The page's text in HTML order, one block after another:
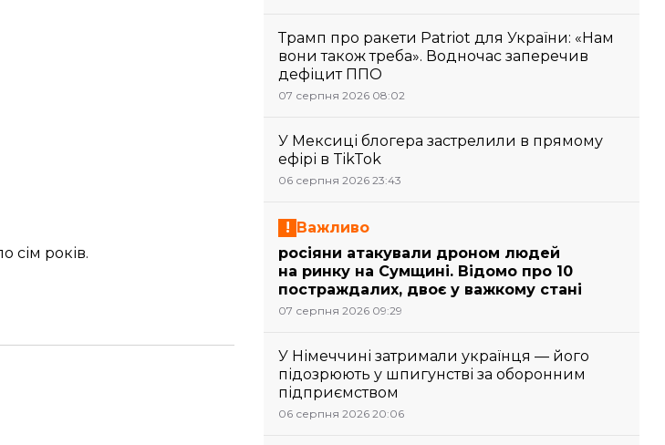
сім років.
Трамп про ракети Patriot для України: «Нам
вони також треба». Водночас заперечив
дефіцит ППО
07 серпня 2026 08:02
У Мексиці блогера застрелили в прямому
ефірі в TikTok
06 серпня 2026 23:43
Важливо
росіяни атакували дроном людей
на ринку на Сумщині. Відомо про 10
постраждалих, двоє у важкому стані
07 серпня 2026 09:29
У Німеччині затримали українця — його
підозрюють у шпигунстві за оборонним
підприємством
06 серпня 2026 20:06